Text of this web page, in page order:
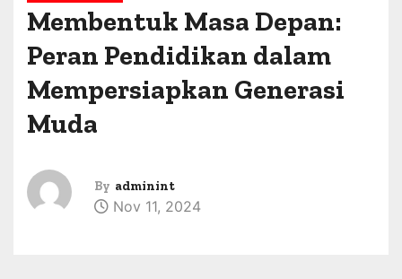
Membentuk Masa Depan:
Peran Pendidikan dalam
Mempersiapkan Generasi
Muda
By adminint
Nov 11, 2024